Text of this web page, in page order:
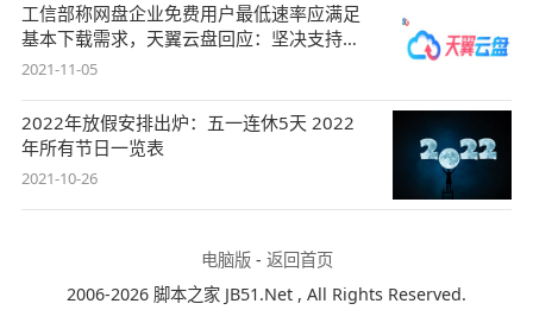
工信部称网盘企业免费用户最低速率应满足
基本下载需求，天翼云盘回应：坚决支持，
始终
2021-11-05
2022年放假安排出炉：五一连休5天 2022
年所有节日一览表
2021-10-26
电脑版- 返回首页
2006-2026 脚本之家 JB51.Net , All Rights Reserved.